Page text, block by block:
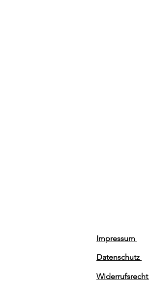
Impressum
Datenschutz
Widerrufsrecht